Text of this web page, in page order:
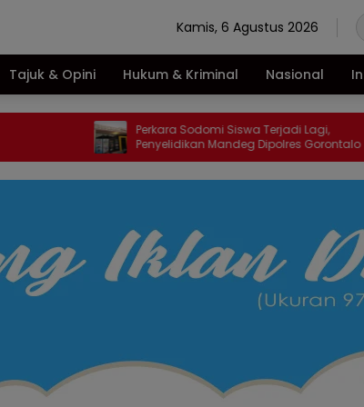
Kamis, 6 Agustus 2026
Tajuk & Opini Hukum & Kriminal Nasional
Perkara Sodomi Siswa Terjadi Lagi,
Penyelidikan Mandeg Dipolres Gorontalo